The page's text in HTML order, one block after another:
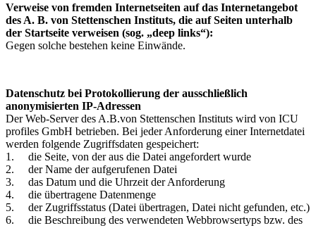
Verweise von fremden Internetseiten auf das Internetangebot
des A. B. von Stettenschen Instituts, die auf Seiten unterhalb
der Startseite verweisen (sog. „deep links“):
Gegen solche bestehen keine Einwände.
Datenschutz bei Protokollierung der ausschließlich
anonymisierten IP-Adressen
Der Web-Server des A.B.von Stettenschen Instituts wird von ICU
profiles GmbH betrieben. Bei jeder Anforderung einer Internetdatei
werden folgende Zugriffsdaten gespeichert:
1. die Seite, von der aus die Datei angefordert wurde
2. der Name der aufgerufenen Datei
3. das Datum und die Uhrzeit der Anforderung
4. die übertragene Datenmenge
5. der Zugriffsstatus (Datei übertragen, Datei nicht gefunden, etc.)
6. die Beschreibung des verwendeten Webbrowsertyps bzw. des